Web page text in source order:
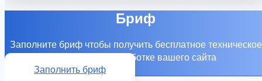
Бриф
Заполните бриф чтобы получить бесплатное техническое
задание по разработке вашего сайта
Заполнить бриф